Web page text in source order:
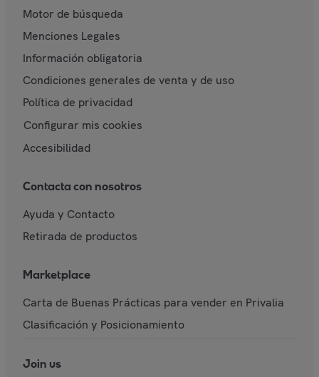
Motor de búsqueda
Menciones Legales
Información obligatoria
Condiciones generales de venta y de uso
Política de privacidad
Configurar mis cookies
Accesibilidad
Contacta con nosotros
Ayuda y Contacto
Retirada de productos
Marketplace
Carta de Buenas Prácticas para vender en Privalia
Clasificación y Posicionamiento
Join us